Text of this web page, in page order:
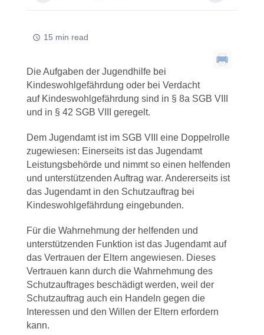
15 min read
Die Aufgaben der Jugendhilfe bei
Kindeswohlgefährdung oder bei Verdacht
auf Kindeswohlgefährdung sind in § 8a SGB VIII
und in § 42 SGB VIII geregelt.
Dem Jugendamt ist im SGB VIII eine Doppelrolle
zugewiesen: Einerseits ist das Jugendamt
Leistungsbehörde und nimmt so einen helfenden
und unterstützenden Auftrag war. Andererseits ist
das Jugendamt in den Schutzauftrag bei
Kindeswohlgefährdung eingebunden.
Für die Wahrnehmung der helfenden und
unterstützenden Funktion ist das Jugendamt auf
das Vertrauen der Eltern angewiesen. Dieses
Vertrauen kann durch die Wahrnehmung des
Schutzauftrages beschädigt werden, weil der
Schutzauftrag auch ein Handeln gegen die
Interessen und den Willen der Eltern erfordern
kann.